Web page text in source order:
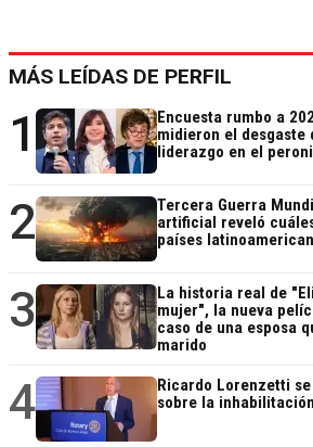
MÁS LEÍDAS DE PERFIL
1
Encuesta rumbo a
midieron el
liderazgo en el
2
Tercera Guerra
artificial reveló
países
3
La historia real de
mujer", la nueva
caso de una esposa
marido
4
Ricardo Lorenzetti
sobre la